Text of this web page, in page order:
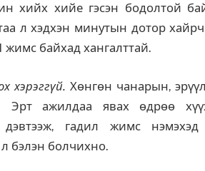
хийх хийе гэсэн бодолтой
л хэдхэн минутын дотор
жимс байхад хангалттай.
хэрэггүй. Хөнгөн чанарын,
Эрт ажилдаа явах өдрөө
гадил жимс нэмэхэд
бэлэн болчихно.